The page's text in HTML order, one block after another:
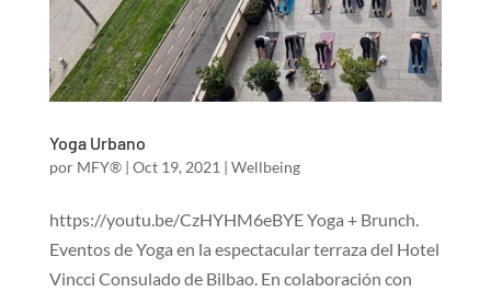
Yoga Urbano
por MFY®| Oct 19, 2021 | Wellbeing
https://youtu.be/CzHYHM6eBYE Yoga + Brunch.
Eventos de Yoga en la espectacular terraza del Hotel
Vincci Consulado de Bilbao. En colaboración con